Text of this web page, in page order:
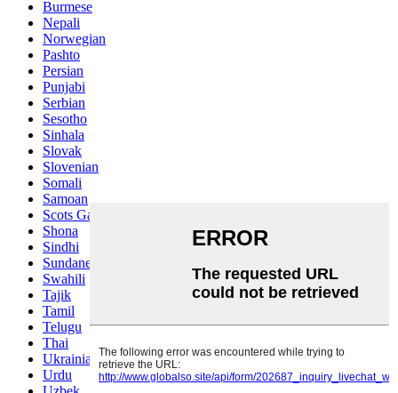
Burmese
Nepali
Norwegian
Pashto
Persian
Punjabi
Serbian
Sesotho
Sinhala
Slovak
Slovenian
Somali
Samoan
Scots Gaelic
Shona
Sindhi
Sundanese
Swahili
Tajik
Tamil
Telugu
Thai
Ukrainian
Urdu